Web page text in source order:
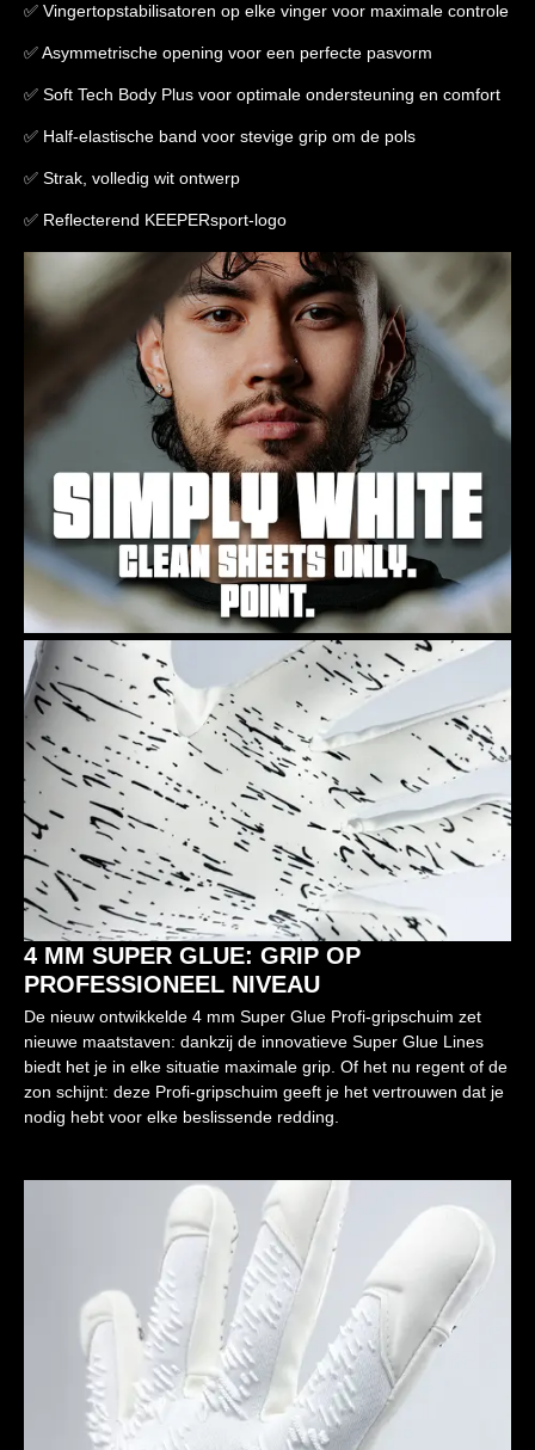
✅ Vingertopstabilisatoren op elke vinger voor maximale controle
✅ Asymmetrische opening voor een perfecte pasvorm
✅ Soft Tech Body Plus voor optimale ondersteuning en comfort
✅ Half-elastische band voor stevige grip om de pols
✅ Strak, volledig wit ontwerp
✅ Reflecterend KEEPERsport-logo
4 MM SUPER GLUE: GRIP OP
PROFESSIONEEL NIVEAU
De nieuw ontwikkelde 4 mm Super Glue Profi-gripschuim zet
nieuwe maatstaven: dankzij de innovatieve Super Glue Lines
biedt het je in elke situatie maximale grip. Of het nu regent of de
zon schijnt: deze Profi-gripschuim geeft je het vertrouwen dat je
nodig hebt voor elke beslissende redding.